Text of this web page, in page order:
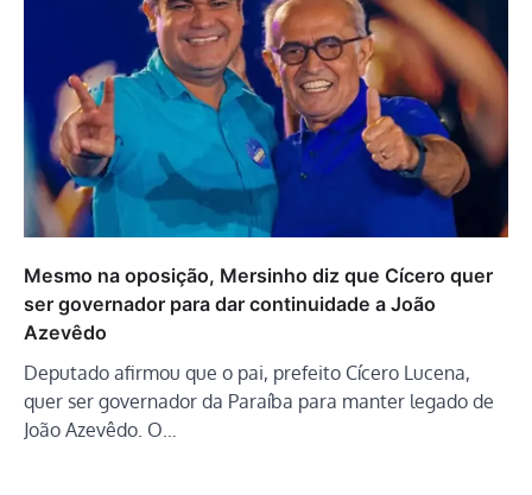
Mesmo na oposição, Mersinho diz que Cícero quer
ser governador para dar continuidade a João
Azevêdo
Deputado afirmou que o pai, prefeito Cícero Lucena,
quer ser governador da Paraíba para manter legado de
João Azevêdo. O…